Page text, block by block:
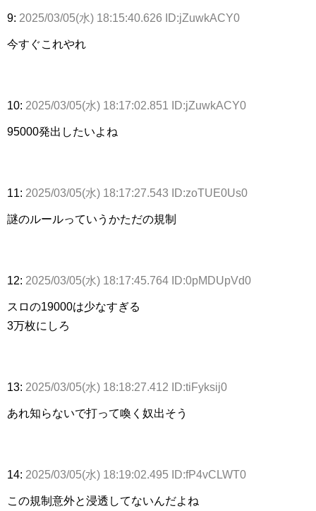
9: 2025/03/05(水) 18:15:40.626 ID:jZuwkACY0
今すぐこれやれ
10: 2025/03/05(水) 18:17:02.851 ID:jZuwkACY0
95000発出したいよね
11: 2025/03/05(水) 18:17:27.543 ID:zoTUE0Us0
謎のルールっていうかただの規制
12: 2025/03/05(水) 18:17:45.764 ID:0pMDUpVd0
スロの19000は少なすぎる
3万枚にしろ
13: 2025/03/05(水) 18:18:27.412 ID:tiFyksij0
あれ知らないで打って喚く奴出そう
14: 2025/03/05(水) 18:19:02.495 ID:fP4vCLWT0
この規制意外と浸透してないんだよね